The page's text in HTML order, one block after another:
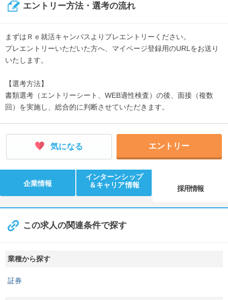
エントリー方法・選考の流れ
まずはＲｅ就活キャンパスよりプレエントリーください。
プレエントリーいただいた方へ、マイページ登録用のURLをお送り
いたします。
【選考方法】
書類選考（エントリーシート、WEB適性検査）の後、面接（複数
回）を実施し、総合的に判断させていただきます。
気になる エントリー
企業情報
インターンシップ
＆キャリア情報
採用情報
この求人の関連条件で探す
業種から探す
証券